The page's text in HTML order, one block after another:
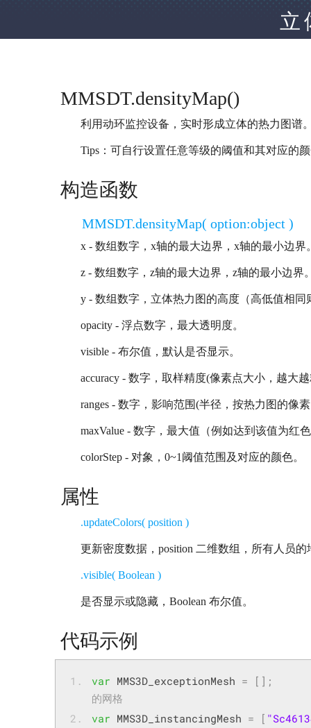
立
MMSDT.densityMap()
利用动环监控设备，实时形成立体的热力图谱
Tips：可自行设置任意等级的阈值和其对应的
构造函数
MMSDT.densityMap( option:object )
x - 数组数字，x轴的最大边界，x轴的最小边界
z - 数组数字，z轴的最大边界，z轴的最小边界
y - 数组数字，立体热力图的高度（高低值相同
opacity - 浮点数字，最大透明度。
visible - 布尔值，默认是否显示。
accuracy - 数字，取样精度(像素点大小，越大
ranges - 数字，影响范围(半径，按热力图的像
maxValue - 数字，最大值（例如达到该值为红
colorStep - 对象，0~1阈值范围及对应的颜色。
属性
.updateColors( position )
更新密度数据，position 二维数组，所有人员的
.visible( Boolean )
是否显示或隐藏，Boolean 布尔值。
代码示例
var MMS3D_exceptionMesh =
[];
的网格
var MMS3D_instancingMesh = [